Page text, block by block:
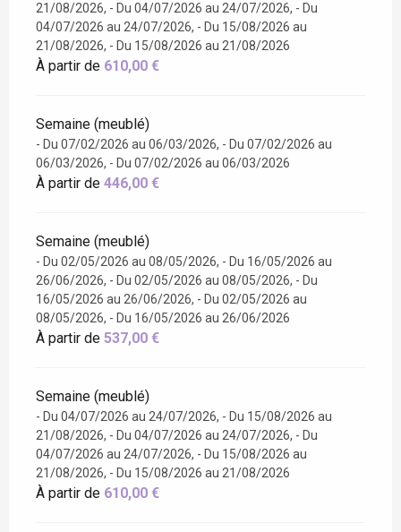
21/08/2026, - Du 04/07/2026 au 24/07/2026, - Du
04/07/2026 au 24/07/2026, - Du 15/08/2026 au
21/08/2026, - Du 15/08/2026 au 21/08/2026
À partir de 610,00 €
Semaine (meublé)
- Du 07/02/2026 au 06/03/2026, - Du 07/02/2026 au
06/03/2026, - Du 07/02/2026 au 06/03/2026
À partir de 446,00 €
Semaine (meublé)
- Du 02/05/2026 au 08/05/2026, - Du 16/05/2026 au
26/06/2026, - Du 02/05/2026 au 08/05/2026, - Du
16/05/2026 au 26/06/2026, - Du 02/05/2026 au
08/05/2026, - Du 16/05/2026 au 26/06/2026
À partir de 537,00 €
Semaine (meublé)
- Du 04/07/2026 au 24/07/2026, - Du 15/08/2026 au
21/08/2026, - Du 04/07/2026 au 24/07/2026, - Du
04/07/2026 au 24/07/2026, - Du 15/08/2026 au
21/08/2026, - Du 15/08/2026 au 21/08/2026
À partir de 610,00 €